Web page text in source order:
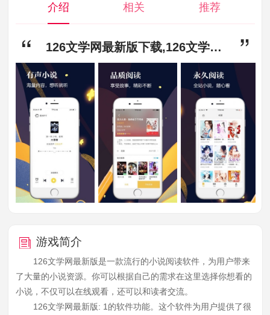
介绍 相关 推荐
126文学网最新版下载,126文学网2022最新版下载
游戏简介
126文学网最新版是一款流行的小说阅读软件，为用户带来
了大量的小说资源。你可以根据自己的需求在这里选择你想看的
小说，不仅可以在线观看，还可以和读者交流。
126文学网最新版: 1的软件功能。这个软件为用户提供了很